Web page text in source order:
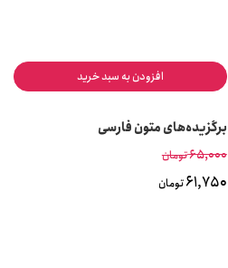
افزودن به سبد خرید
برگزیده‌های متون فارسی
65,000تومان
61,750تومان